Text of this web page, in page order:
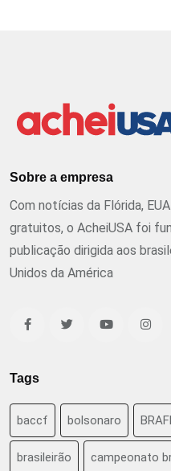
Sobre a empresa
Com notícias da Flórida,
gratuitos, o AcheiUSA foi
publicação dirigida aos
Unidos da América
Tags
baccf bolsonaro
brasileirão campeonato